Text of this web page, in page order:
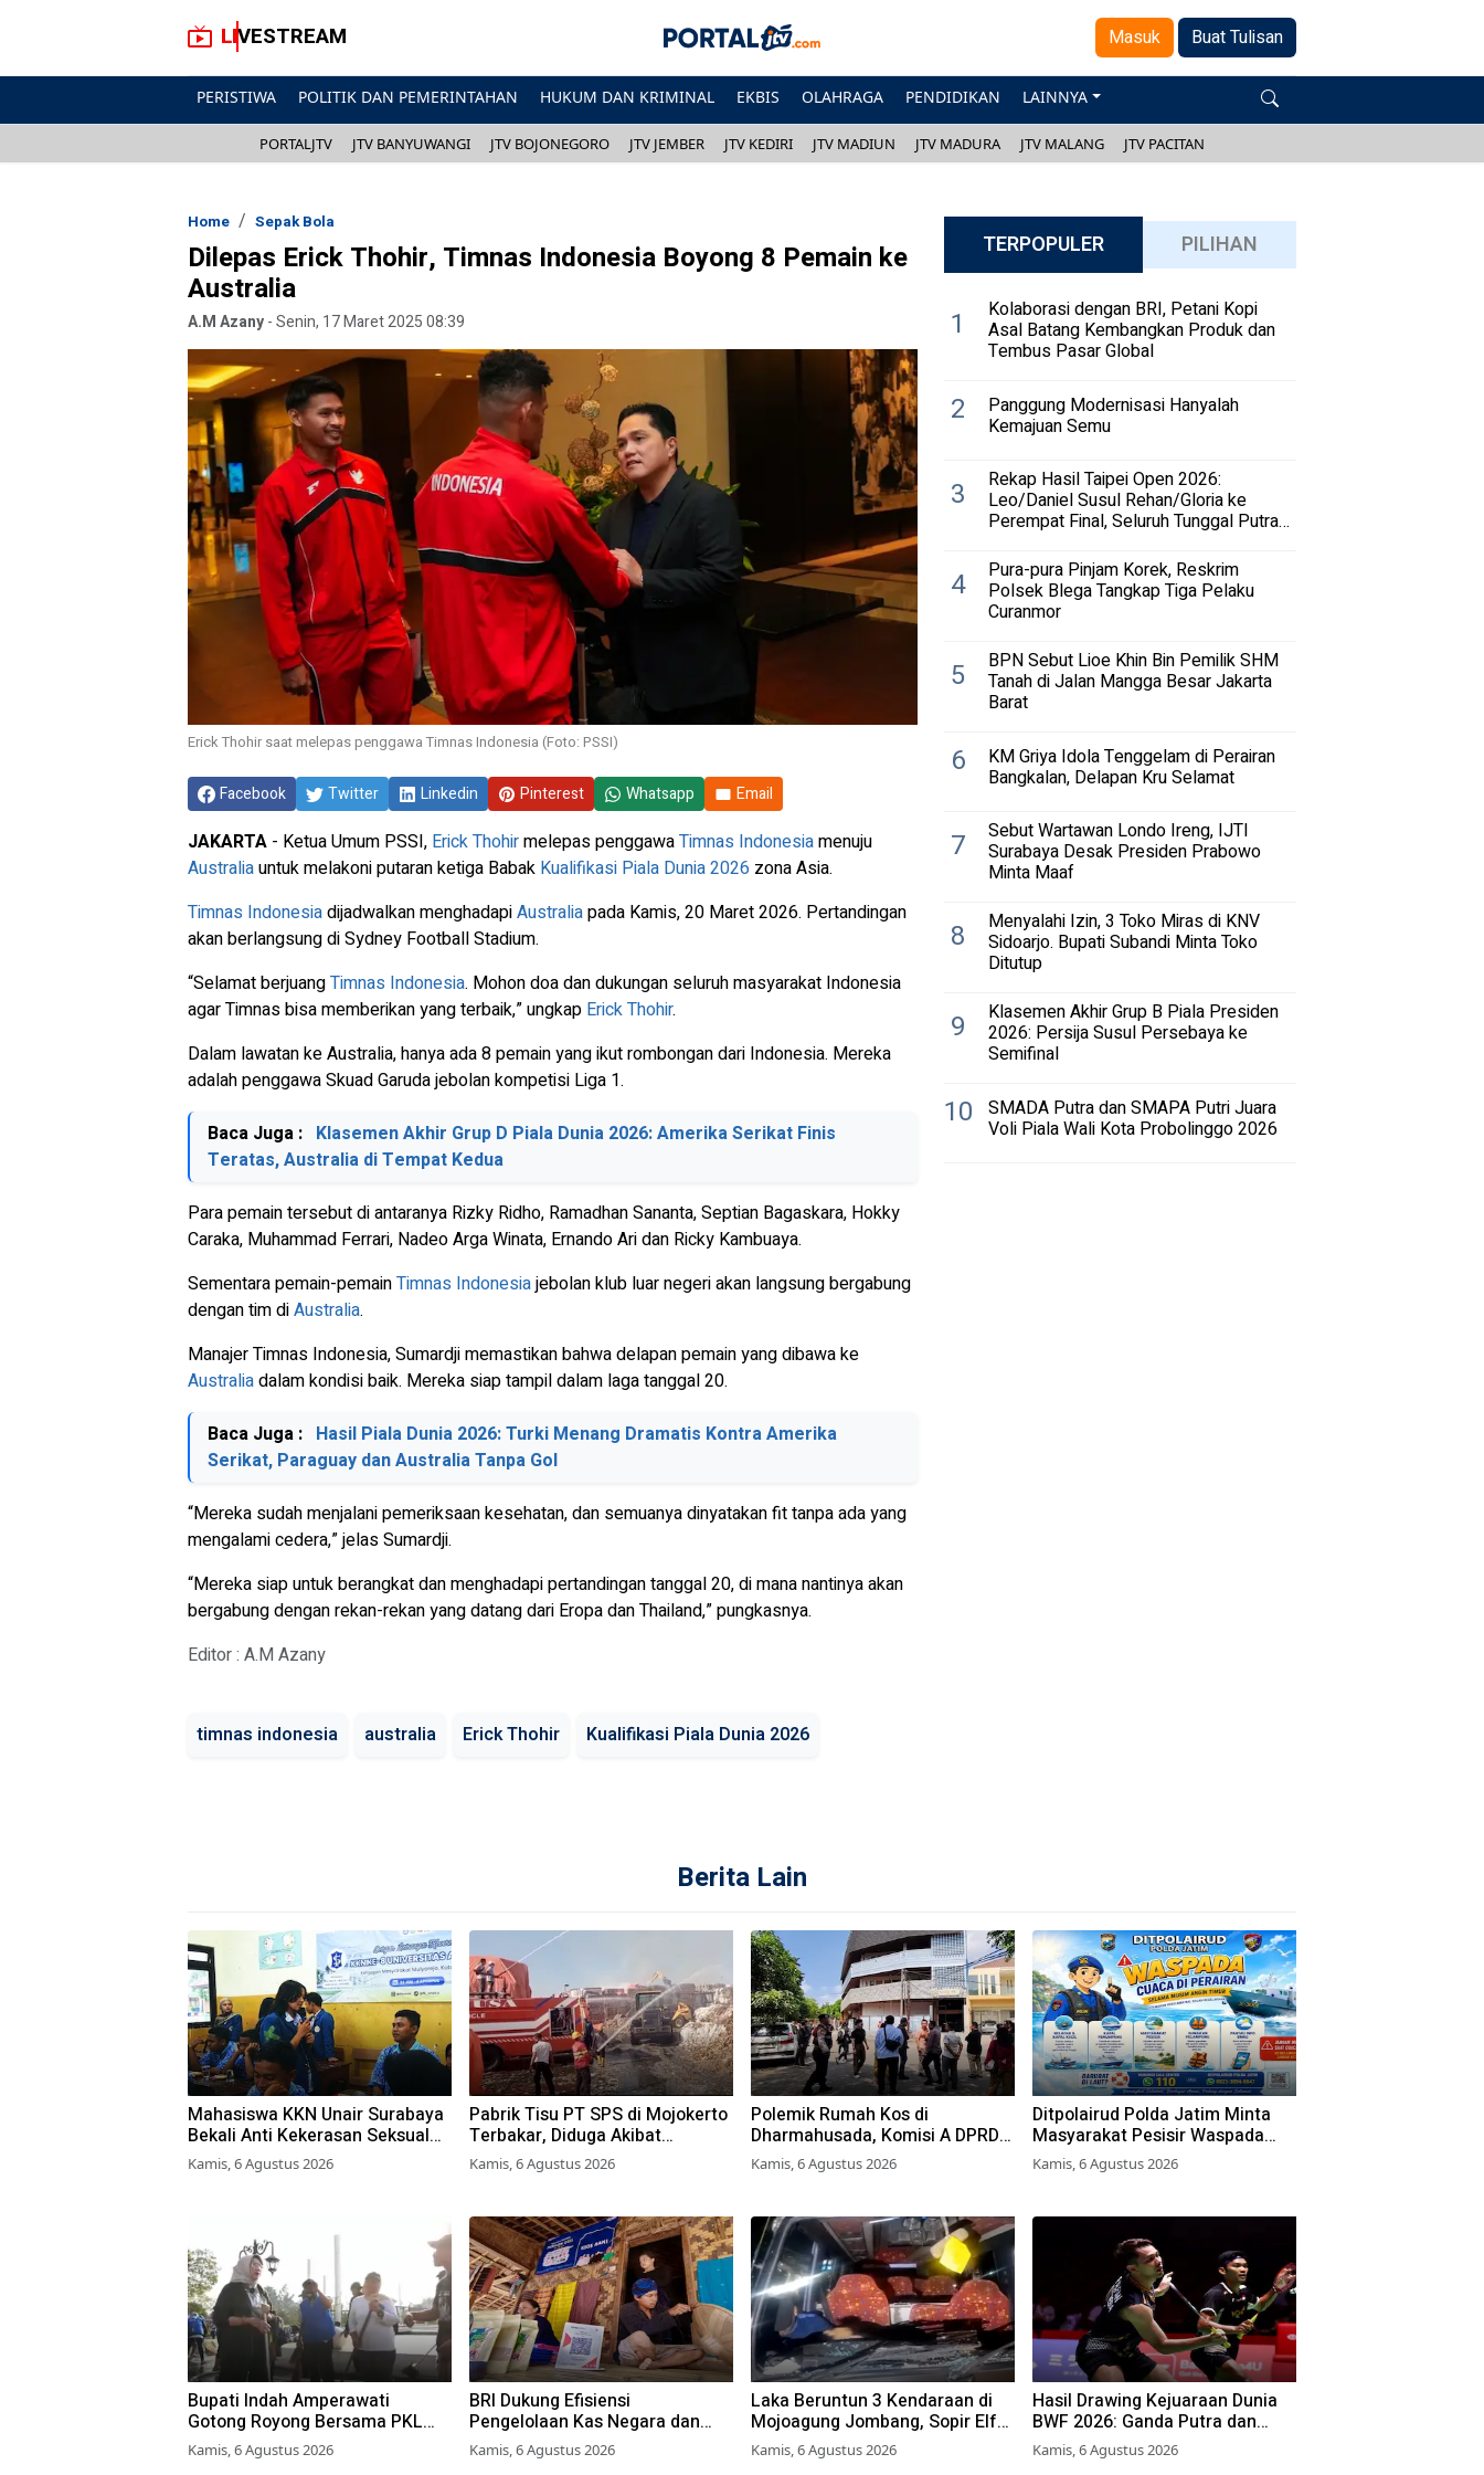
LIVESTREAM Masuk Buat Tulisan
PERISTIWA POLITIK DAN PEMERINTAHAN HUKUM DAN KRIMINAL EKBIS OLAHRAGA PENDIDIKAN LAINNYA
PORTALJTV JTV BANYUWANGI JTV BOJONEGORO JTV JEMBER JTV KEDIRI JTV MADIUN JTV MADURA JTV MALANG JTV PACITAN
Home Sepak Bola
Dilepas Erick Thohir, Timnas Indonesia Boyong 8 Pemain ke
Australia
A.M Azany-Senin, 17 Maret 2025 08:39
Erick Thohir saat melepas penggawa Timnas Indonesia (Foto: PSSI)
Facebook Twitter Linkedin Pinterest Whatsapp Email
JAKARTA - Ketua Umum PSSI, Erick Thohirmelepas penggawaTimnas Indonesiamenuju
Australiauntuk melakoni putaran ketiga Babak Kualifikasi Piala Dunia 2026 zona Asia.
Timnas Indonesiadijadwalkan menghadapiAustraliapada Kamis, 20 Maret 2026. Pertandingan
akan berlangsung di Sydney Football Stadium.
“Selamat berjuangTimnas Indonesia. Mohon doa dan dukungan seluruh masyarakat Indonesia
agar Timnas bisa memberikan yang terbaik,” ungkap Erick Thohir.
Dalam lawatan ke Australia, hanya ada 8 pemain yang ikut rombongan dari Indonesia. Mereka
adalah penggawa Skuad Garuda jebolan kompetisi Liga 1.
Baca Juga : Klasemen Akhir Grup D Piala Dunia 2026: Amerika Serikat Finis
Teratas, Australia di Tempat Kedua
Para pemain tersebut di antaranya Rizky Ridho, Ramadhan Sananta, Septian Bagaskara, Hokky
Caraka, Muhammad Ferrari, Nadeo Arga Winata, Ernando Ari dan Ricky Kambuaya.
Sementara pemain-pemainTimnas Indonesiajebolan klub luar negeri akan langsung bergabung
dengan tim diAustralia.
Manajer Timnas Indonesia, Sumardji memastikan bahwa delapan pemain yang dibawa ke
Australiadalam kondisi baik. Mereka siap tampil dalam laga tanggal 20.
Baca Juga : Hasil Piala Dunia 2026: Turki Menang Dramatis Kontra Amerika
Serikat, Paraguay dan Australia Tanpa Gol
“Mereka sudah menjalani pemeriksaan kesehatan, dan semuanya dinyatakan fit tanpa ada yang
mengalami cedera,” jelas Sumardji.
“Mereka siap untuk berangkat dan menghadapi pertandingan tanggal 20, di mana nantinya akan
bergabung dengan rekan-rekan yang datang dari Eropa dan Thailand,” pungkasnya.
Editor : A.M Azany
timnas indonesia australia Erick Thohir Kualifikasi Piala Dunia 2026
TERPOPULER PILIHAN
1 Kolaborasi dengan BRI, Petani Kopi
Asal Batang Kembangkan Produk dan
Tembus Pasar Global
2 Panggung Modernisasi Hanyalah
Kemajuan Semu
3 Rekap Hasil Taipei Open 2026:
Leo/Daniel Susul Rehan/Gloria ke
Perempat Final, Seluruh Tunggal Putra
4 Pura-pura Pinjam Korek, Reskrim
Polsek Blega Tangkap Tiga Pelaku
Curanmor
5 BPN Sebut Lioe Khin Bin Pemilik SHM
Tanah di Jalan Mangga Besar Jakarta
Barat
6 KM Griya Idola Tenggelam di Perairan
Bangkalan, Delapan Kru Selamat
7 Sebut Wartawan Londo Ireng, IJTI
Surabaya Desak Presiden Prabowo
Minta Maaf
8 Menyalahi Izin, 3 Toko Miras di KNV
Sidoarjo. Bupati Subandi Minta Toko
Ditutup
9 Klasemen Akhir Grup B Piala Presiden
2026: Persija Susul Persebaya ke
Semifinal
10 SMADA Putra dan SMAPA Putri Juara
Voli Piala Wali Kota Probolinggo 2026
Berita Lain
Mahasiswa KKN Unair Surabaya
Bekali Anti Kekerasan Seksual
pada Siswa SMK
Kamis, 6 Agustus 2026
Pabrik Tisu PT SPS di Mojokerto
Terbakar, Diduga Akibat
Pembakaran Lahan Tebu
Kamis, 6 Agustus 2026
Polemik Rumah Kos di
Dharmahusada, Komisi A DPRD
Surabaya Desak Pemkot
Terbitkan Perwali Perda Hunian
Kamis, 6 Agustus 2026
Ditpolairud Polda Jatim Minta
Masyarakat Pesisir Waspada
Cuaca Ekstrem
Kamis, 6 Agustus 2026
Bupati Indah Amperawati
Gotong Royong Bersama PKL
Bersihkan Alun-Alun Lumajang
Kamis, 6 Agustus 2026
BRI Dukung Efisiensi
Pengelolaan Kas Negara dan
Perkuat Kredit Berkualitas demi
Dongkrak Sektor Riil
Kamis, 6 Agustus 2026
Laka Beruntun 3 Kendaraan di
Mojoagung Jombang, Sopir Elf
Sempat Terjepit Kemudi
Kamis, 6 Agustus 2026
Hasil Drawing Kejuaraan Dunia
BWF 2026: Ganda Putra dan
Putri Langsung Lolos Babak
Kedua, 6 Wakil Bertarung dari
Kamis, 6 Agustus 2026